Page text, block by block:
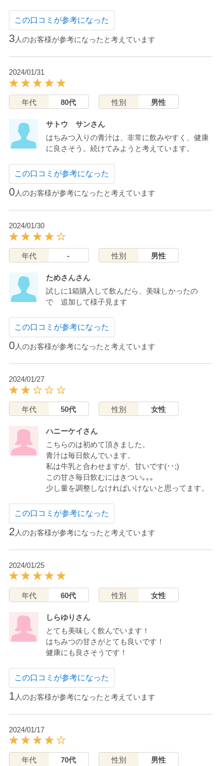
この口コミが参考になった
3人のお客様が参考になったと考えています
2024/01/31
年代 80代 性別 男性
サトウ サンさん
はちみつ入りの青汁は、非常に飲みやすく、健康
に良さそう。続けてみようと考えています。
この口コミが参考になった
0人のお客様が参考になったと考えています
2024/01/30
年代 - 性別 男性
ためさんさん
試しに1箱購入して飲んだら、美味しかったの
で 追加して様子見ます
この口コミが参考になった
0人のお客様が参考になったと考えています
2024/01/27
年代 50代 性別 女性
ハニーケイさん
こちらのは初めて頂きました。
青汁は毎日飲んでいます。
私は牛乳と合わせますが、甘いです(･･;)
この甘さ毎日飲むにはきつい｡｡｡
少し量を調整しなければいけないと思ってます。
この口コミが参考になった
2 人のお客様が参考になったと考えています
2024/01/25
年代 60代 性別 女性
しらゆりさん
とても美味しく飲んでいます！
はちみつの甘さがとても良いです！
健康にも良さそうです！
この口コミが参考になった
1 人のお客様が参考になったと考えています
2024/01/17
年代 70代 性別 男性